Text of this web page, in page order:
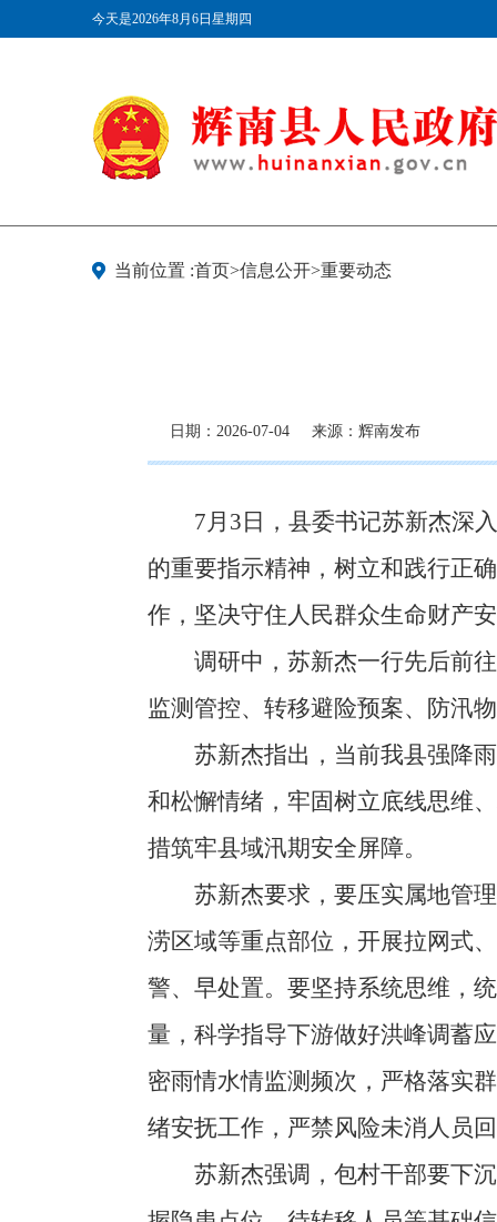
今天是2026年8月6日星期四
当前位置 :首页>信息公开>重要动态
日期：2026-07-04 来源：辉南发布
7月3日，县委书记苏新杰深入
的重要指示精神，树立和践行正
作，坚决守住人民群众生命财产
调研中，苏新杰一行先后前往
监测管控、转移避险预案、防汛
苏新杰指出，当前我县强降雨
和松懈情绪，牢固树立底线思维
措筑牢县域汛期安全屏障。
苏新杰要求，要压实属地管理
涝区域等重点部位，开展拉网式
警、早处置。要坚持系统思维，
量，科学指导下游做好洪峰调蓄
密雨情水情监测频次，严格落实
绪安抚工作，严禁风险未消人员
苏新杰强调，包村干部要下沉